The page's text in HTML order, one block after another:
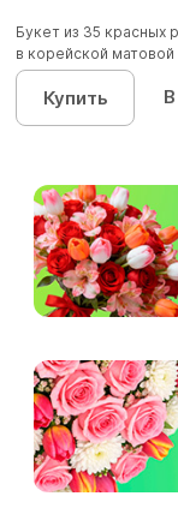
Букет из 35 красных
в корейской матовой
Купить